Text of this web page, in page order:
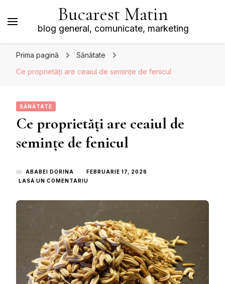
Bucarest Matin
blog general, comunicate, marketing
Prima pagină
Sănătate
Ce proprietăți are ceaiul de semințe de fenicul
SĂNĂTATE
Ce proprietăți are ceaiul de
semințe de fenicul
de ABABEI DORINA
FEBRUARIE 17, 2026
LASĂ UN COMENTARIU
DE
SEMINȚE
DE
FENICUL